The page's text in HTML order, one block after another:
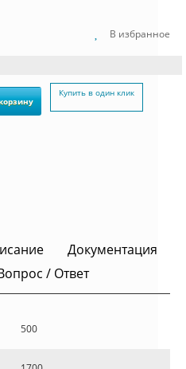
В избранное
Купить в один клик
Документация
/ Ответ
500